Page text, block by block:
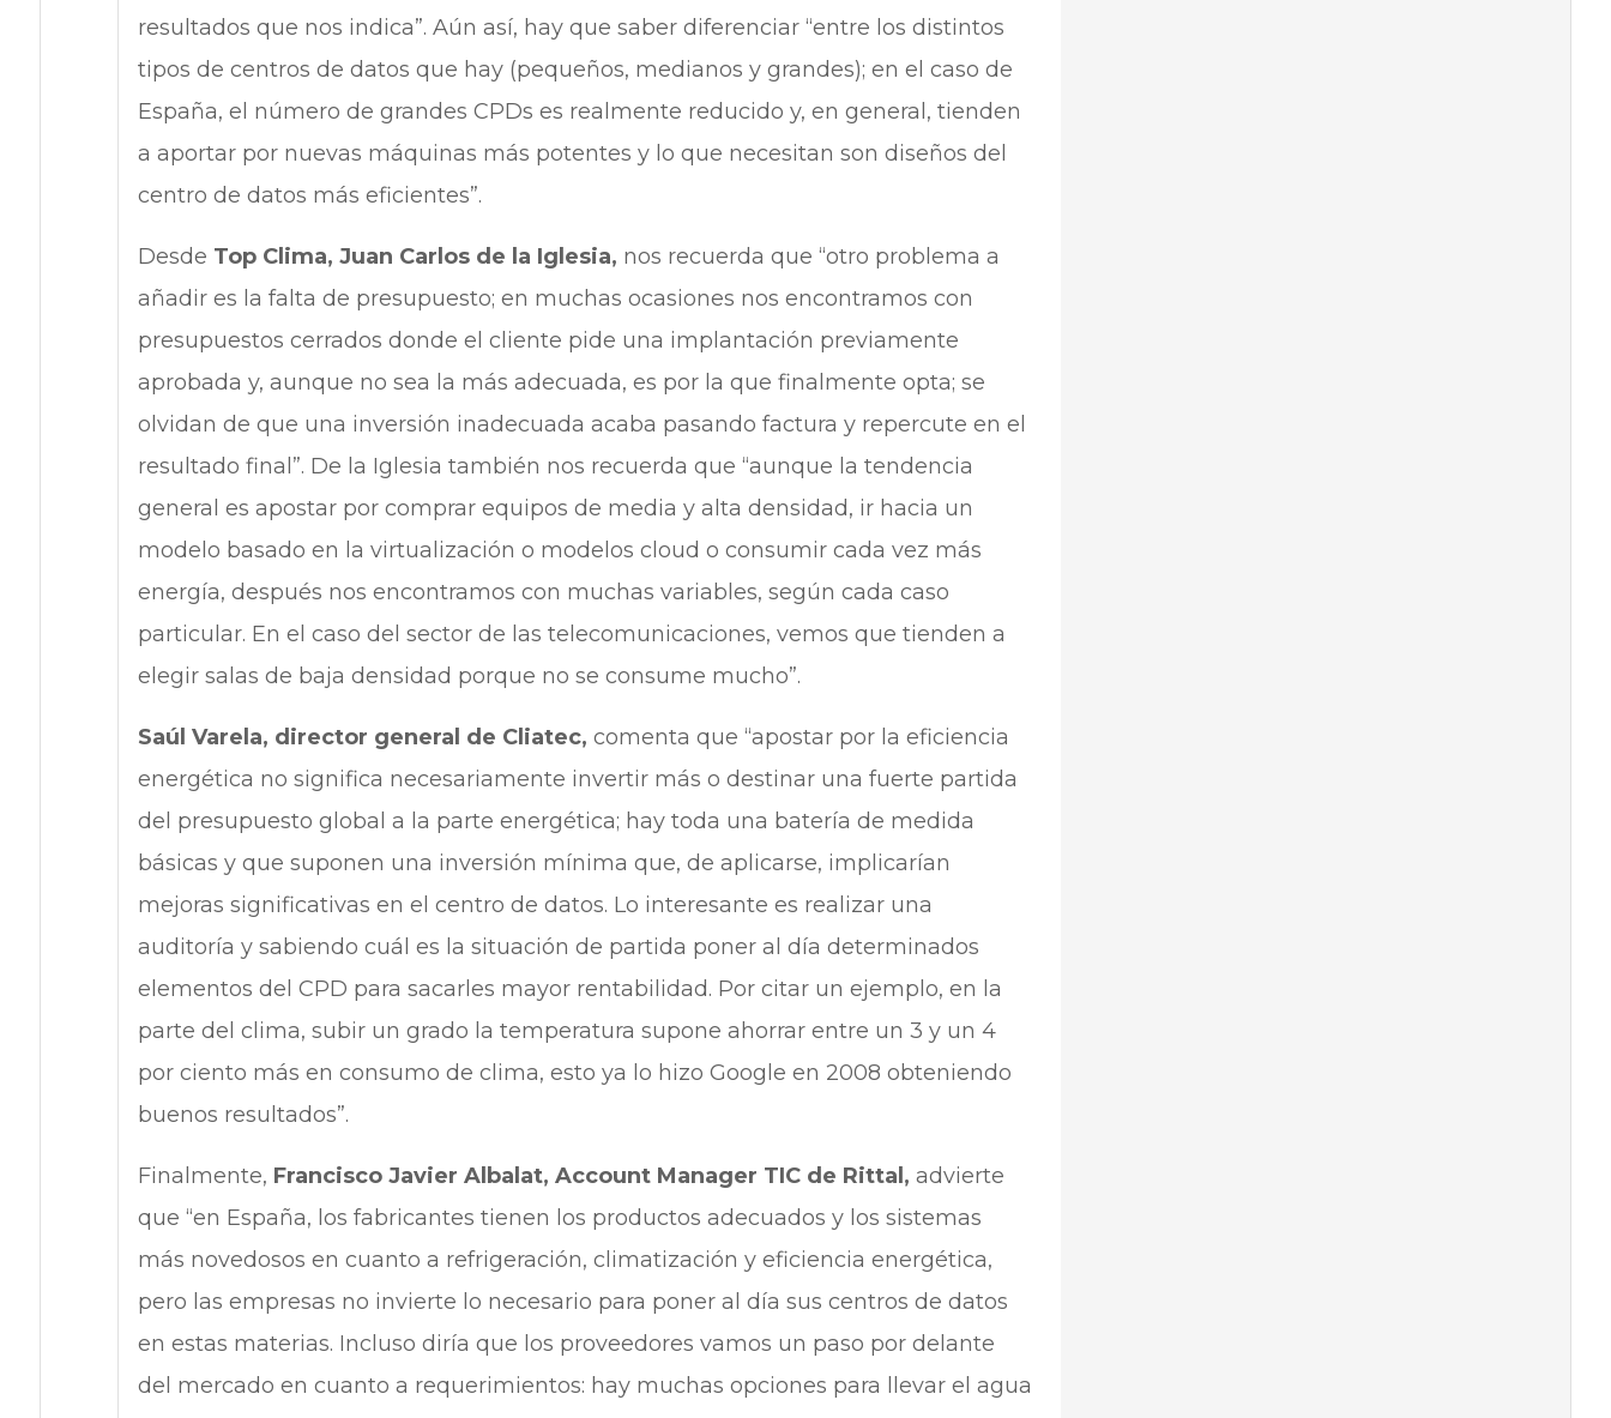
resultados que nos indica”. Aún así, hay que saber diferenciar “entre los distintos
tipos de centros de datos que hay (pequeños, medianos y grandes); en el caso de
España, el número de grandes CPDs es realmente reducido y, en general, tienden
a aportar por nuevas máquinas más potentes y lo que necesitan son diseños del
centro de datos más eficientes”.
Desde Top Clima, Juan Carlos de la Iglesia, nos recuerda que “otro problema a
añadir es la falta de presupuesto; en muchas ocasiones nos encontramos con
presupuestos cerrados donde el cliente pide una implantación previamente
aprobada y, aunque no sea la más adecuada, es por la que finalmente opta; se
olvidan de que una inversión inadecuada acaba pasando factura y repercute en el
resultado final”. De la Iglesia también nos recuerda que “aunque la tendencia
general es apostar por comprar equipos de media y alta densidad, ir hacia un
modelo basado en la virtualización o modelos cloud o consumir cada vez más
energía, después nos encontramos con muchas variables, según cada caso
particular. En el caso del sector de las telecomunicaciones, vemos que tienden a
elegir salas de baja densidad porque no se consume mucho”.
Saúl Varela, director general de Cliatec, comenta que “apostar por la eficiencia
energética no significa necesariamente invertir más o destinar una fuerte partida
del presupuesto global a la parte energética; hay toda una batería de medida
básicas y que suponen una inversión mínima que, de aplicarse, implicarían
mejoras significativas en el centro de datos. Lo interesante es realizar una
auditoría y sabiendo cuál es la situación de partida poner al día determinados
elementos del CPD para sacarles mayor rentabilidad. Por citar un ejemplo, en la
parte del clima, subir un grado la temperatura supone ahorrar entre un 3 y un 4
por ciento más en consumo de clima, esto ya lo hizo Google en 2008 obteniendo
buenos resultados”.
Finalmente, Francisco Javier Albalat, Account Manager TIC de Rittal, advierte
que “en España, los fabricantes tienen los productos adecuados y los sistemas
más novedosos en cuanto a refrigeración, climatización y eficiencia energética,
pero las empresas no invierte lo necesario para poner al día sus centros de datos
en estas materias. Incluso diría que los proveedores vamos un paso por delante
del mercado en cuanto a requerimientos: hay muchas opciones para llevar el agua